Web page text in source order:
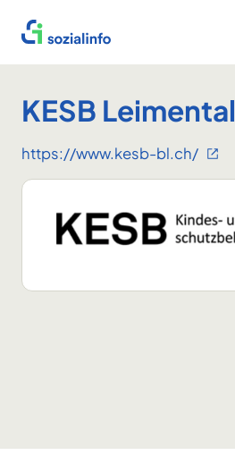
Sozialinfo
KESB Leimental
https://www.kesb-bl.ch/